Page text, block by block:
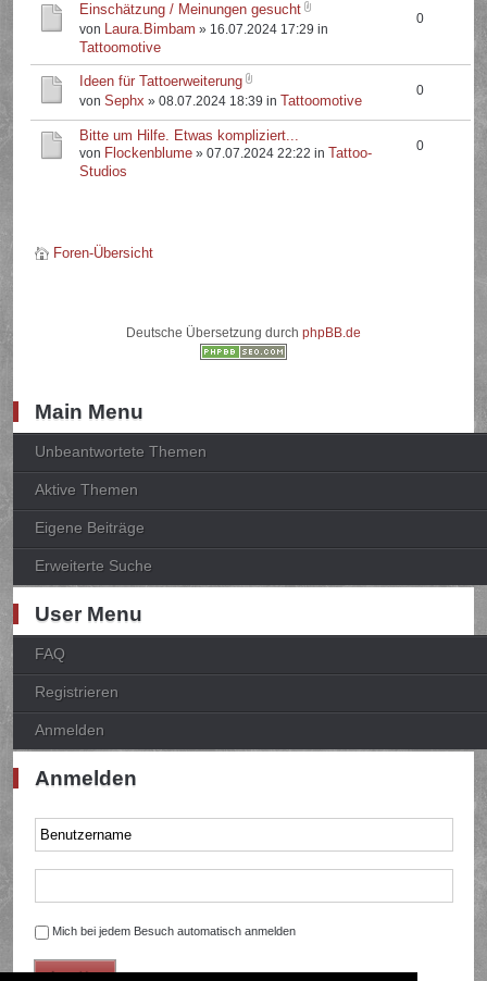
Einschätzung / Meinungen gesucht
von Laura.Bimbam » 16.07.2024 17:29 in
Tattoomotive
0
Ideen für Tattoerweiterung
vonSephx » 08.07.2024 18:39 in Tattoomotive
0
Bitte um Hilfe. Etwas kompliziert...
von Flockenblume » 07.07.2024 22:22 in Tattoo-
Studios
0
Foren-Übersicht
Deutsche Übersetzung durch phpBB.de
Main Menu
Unbeantwortete Themen
Aktive Themen
Eigene Beiträge
Erweiterte Suche
User Menu
FAQ
Registrieren
Anmelden
Anmelden
Mich bei jedem Besuch automatisch anmelden